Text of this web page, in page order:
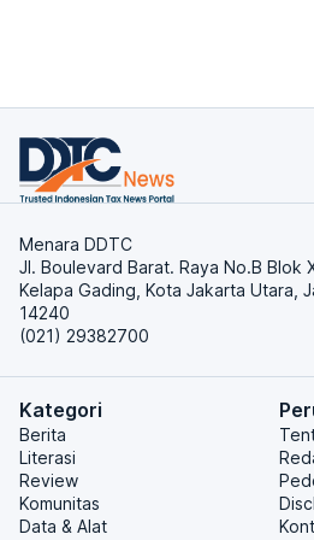
Menara DDTC
Jl. Boulevard Barat. Raya No.B Blok
Kelapa Gading, Kota Jakarta Utara,
14240
(021) 29382700
Kategori
Berita
Literasi
Review
Komunitas
Data & Alat